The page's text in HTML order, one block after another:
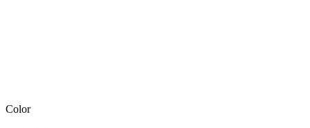
Color